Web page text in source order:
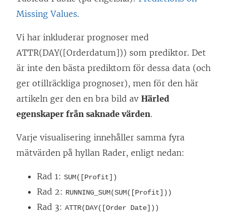
Missing Values.
Vi har inkluderar prognoser med
ATTR(DAY([Orderdatum])) som prediktor. Det
är inte den bästa prediktorn för dessa data (och
ger otillräckliga prognoser), men för den här
artikeln ger den en bra bild av Härled
egenskaper från saknade värden.
Varje visualisering innehåller samma fyra
mätvärden på hyllan Rader, enligt nedan:
Rad 1: SUM([Profit])
Rad 2: RUNNING_SUM(SUM([Profit]))
Rad 3: ATTR(DAY([Order Date]))